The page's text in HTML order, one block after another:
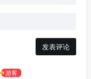
发表评论
游客